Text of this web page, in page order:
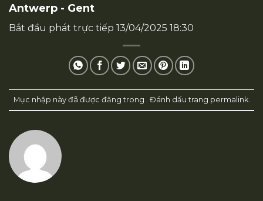
Antwerp - Gent
Bắt đầu phát trực tiếp 13/04/2025 18:30
Mục nhập này đã được đăng trong . Đánh dấu trang permalink.